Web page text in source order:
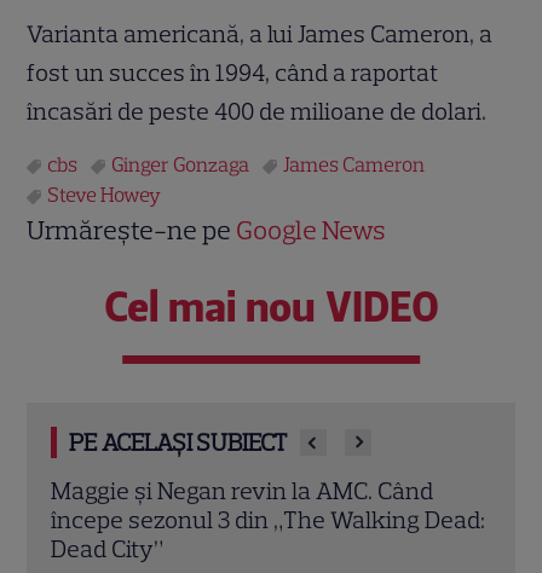
Varianta americană, a lui James Cameron, a
fost un succes în 1994, când a raportat
încasări de peste 400 de milioane de dolari.
cbs Ginger Gonzaga
James Cameron
Steve Howey
Urmărește-ne pe Google News
Cel mai nou VIDEO
PE ACELAȘI SUBIECT
„Trafic”, episodul 3. Doru ajunge la
capătul puterilor după ce Marius îi obligă
să intre în lumea mafiei: „Nu trebuia să